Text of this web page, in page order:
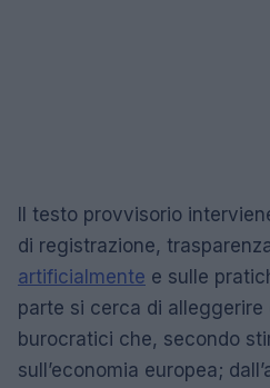
Il testo provvisorio
di registrazione,
artificialmente e sulle
parte si cerca di alleggerire
burocratici che, secondo
sull’economia europea;